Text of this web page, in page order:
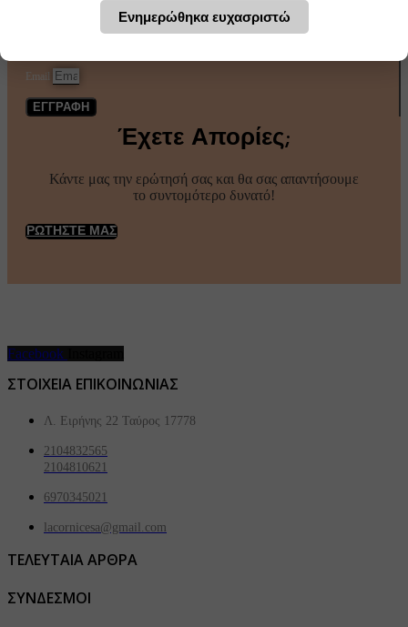
Χρειάζεται μόνο ένα δευτερόλεπτο για να μαθαίνετε
πρώτοι
Email
ΕΓΓΡΑΦΗ
Έχετε Απορίες;
Κάντε μας την ερώτησή σας και θα σας απαντήσουμε
το συντομότερο δυνατό!
ΡΩΤΗΣΤΕ ΜΑΣ
Facebook
ΣΤΟΙΧΕΙΑ ΕΠΙΚΟΙΝΩΝΙΑΣ
Λ. Ειρήνης 22 Ταύρος 17778
2104832565
2104810621
6970345021
lacornicesa@gmail.com
ΤΕΛΕΥΤΑΙΑ ΑΡΘΡΑ
ΣΥΝΔΕΣΜΟΙ
Ενημερώθηκα ευχασριστώ